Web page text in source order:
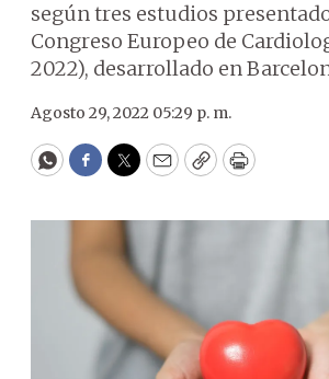
según tres estudios
Congreso Europeo de
2022), desarrollado en
Agosto 29, 2022 05:29 p. m.
WhatsApp
Facebook
Twitter
EmailCopyPrint